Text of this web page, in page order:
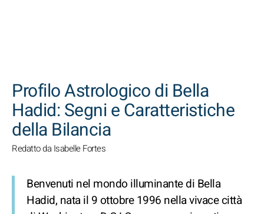
Profilo Astrologico di Bella
Hadid: Segni e Caratteristiche
della Bilancia
Redatto da Isabelle Fortes
Benvenuti nel mondo illuminante di Bella
Hadid, nata il 9 ottobre 1996 nella vivace città